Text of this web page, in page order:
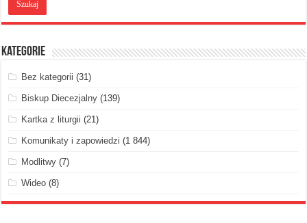
Kategorie
Bez kategorii (31)
Biskup Diecezjalny (139)
Kartka z liturgii (21)
Komunikaty i zapowiedzi (1 844)
Modlitwy (7)
Wideo (8)